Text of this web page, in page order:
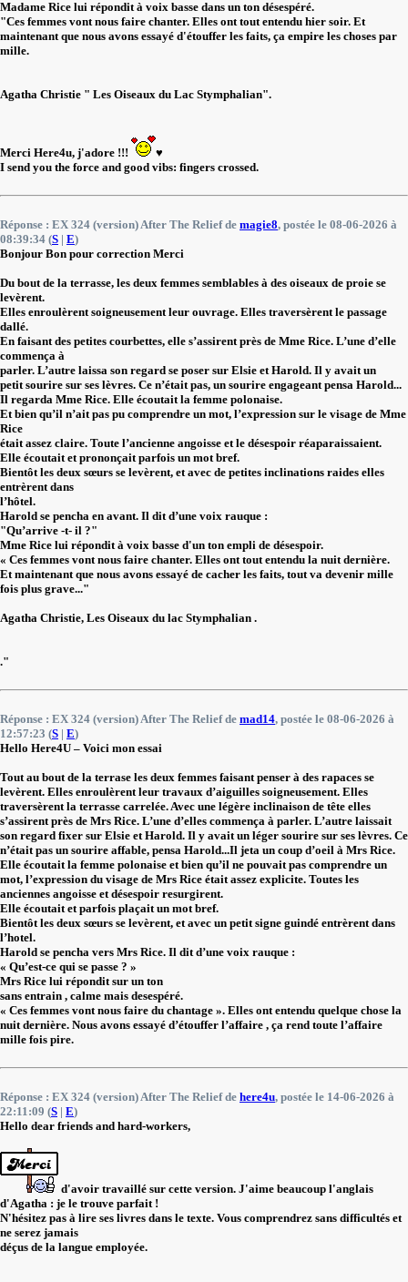
Madame Rice lui répondit à voix basse dans un ton désespéré.
"Ces femmes vont nous faire chanter. Elles ont tout entendu hier soir. Et
maintenant que nous avons essayé d'étouffer les faits, ça empire les choses par
mille.
Agatha Christie " Les Oiseaux du Lac Stymphalian".
Merci Here4u, j'adore !!!
♥️
I send you the force and good vibs: fingers crossed.
Réponse : EX 324 (version) After The Relief de magie8, postée le 08-06-2026 à
08:39:34 (S | E)
Bonjour Bon pour correction Merci
Du bout de la terrasse, les deux femmes semblables à des oiseaux de proie se
levèrent.
Elles enroulèrent soigneusement leur ouvrage. Elles traversèrent le passage
dallé.
En faisant des petites courbettes, elle s’assirent près de Mme Rice. L’une d’elle
commença à
parler. L’autre laissa son regard se poser sur Elsie et Harold. Il y avait un
petit sourire sur ses lèvres. Ce n’était pas, un sourire engageant pensa Harold...
Il regarda Mme Rice. Elle écoutait la femme polonaise.
Et bien qu’il n’ait pas pu comprendre un mot, l’expression sur le visage de Mme
Rice
était assez claire. Toute l’ancienne angoisse et le désespoir réaparaissaient.
Elle écoutait et prononçait parfois un mot bref.
Bientôt les deux sœurs se levèrent, et avec de petites inclinations raides elles
entrèrent dans
l’hôtel.
Harold se pencha en avant. Il dit d’une voix rauque :
"Qu’arrive -t- il ?"
Mme Rice lui répondit à voix basse d'un ton empli de désespoir.
« Ces femmes vont nous faire chanter. Elles ont tout entendu la nuit dernière.
Et maintenant que nous avons essayé de cacher les faits, tout va devenir mille
fois plus grave..."
Agatha Christie, Les Oiseaux du lac Stymphalian .
."
Réponse : EX 324 (version) After The Relief de mad14, postée le 08-06-2026 à
12:57:23 (S | E)
Hello Here4U – Voici mon essai
Tout au bout de la terrase les deux femmes faisant penser à des rapaces se
levèrent. Elles enroulèrent leur travaux d’aiguilles soigneusement. Elles
traversèrent la terrasse carrelée. Avec une légère inclinaison de tête elles
s’assirent près de Mrs Rice. L’une d’elles commença à parler. L’autre laissait
son regard fixer sur Elsie et Harold. Il y avait un léger sourire sur ses lèvres. Ce
n’était pas un sourire affable, pensa Harold...Il jeta un coup d’oeil à Mrs Rice.
Elle écoutait la femme polonaise et bien qu’il ne pouvait pas comprendre un
mot, l’expression du visage de Mrs Rice était assez explicite. Toutes les
anciennes angoisse et désespoir resurgirent.
Elle écoutait et parfois plaçait un mot bref.
Bientôt les deux sœurs se levèrent, et avec un petit signe guindé entrèrent dans
l’hotel.
Harold se pencha vers Mrs Rice. Il dit d’une voix rauque :
« Qu’est-ce qui se passe ? »
Mrs Rice lui répondit sur un ton
sans entrain , calme mais desespéré.
« Ces femmes vont nous faire du chantage ». Elles ont entendu quelque chose la
nuit dernière. Nous avons essayé d’étouffer l’affaire , ça rend toute l’affaire
mille fois pire.
Réponse : EX 324 (version) After The Relief de here4u, postée le 14-06-2026 à
22:11:09 (S | E)
Hello dear friends and hard-workers,
d'avoir travaillé sur cette version. J'aime beaucoup l'anglais
d'Agatha : je le trouve parfait !
N'hésitez pas à lire ses livres dans le texte. Vous comprendrez sans difficultés et
ne serez jamais
déçus de la langue employée.